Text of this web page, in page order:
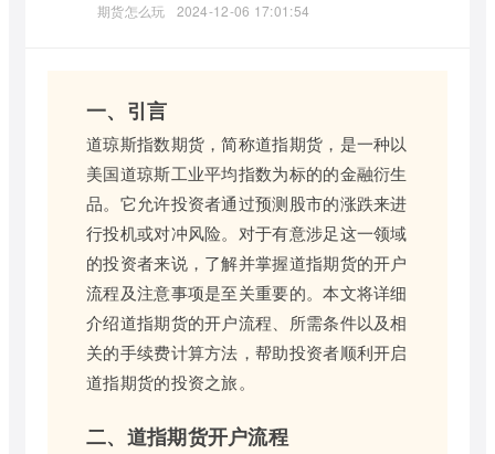
期货怎么玩 2024-12-06 17:01:54
一、引言
道琼斯指数期货，简称道指期货，是一种以
美国道琼斯工业平均指数为标的的金融衍生
品。它允许投资者通过预测股市的涨跌来进
行投机或对冲风险。对于有意涉足这一领域
的投资者来说，了解并掌握道指期货的开户
流程及注意事项是至关重要的。本文将详细
介绍道指期货的开户流程、所需条件以及相
关的手续费计算方法，帮助投资者顺利开启
道指期货的投资之旅。
二、道指期货开户流程